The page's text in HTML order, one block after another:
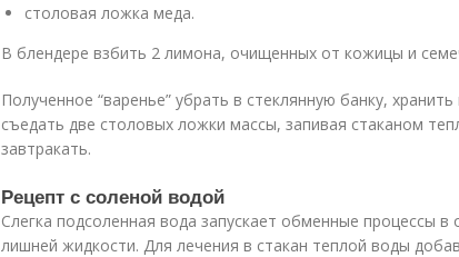
столовая ложка меда.
В блендере взбить 2 лимона, очищенных от кожицы и
Полученное “варенье” убрать в стеклянную банку,
съедать две столовых ложки массы, запивая стаканом
завтракать.
Рецепт с соленой водой
Слегка подсоленная вода запускает обменные процессы в
лишней жидкости. Для лечения в стакан теплой воды